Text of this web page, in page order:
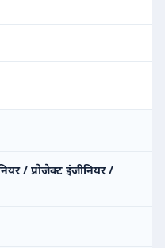
/ प्रोजेक्ट इंजीनियर /